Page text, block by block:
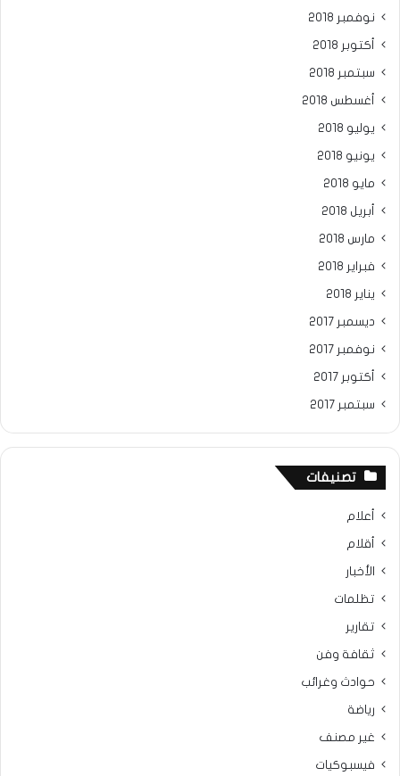
نوفمبر 2018
أكتوبر 2018
سبتمبر 2018
أغسطس 2018
يوليو 2018
يونيو 2018
مايو 2018
أبريل 2018
مارس 2018
فبراير 2018
يناير 2018
ديسمبر 2017
نوفمبر 2017
أكتوبر 2017
سبتمبر 2017
تصنيفات
أعلام
أقلام
الأخبار
تظلمات
تقارير
ثقافة وفن
حوادث وغرائب
رياضة
غير مصنف
فيسبوكيات